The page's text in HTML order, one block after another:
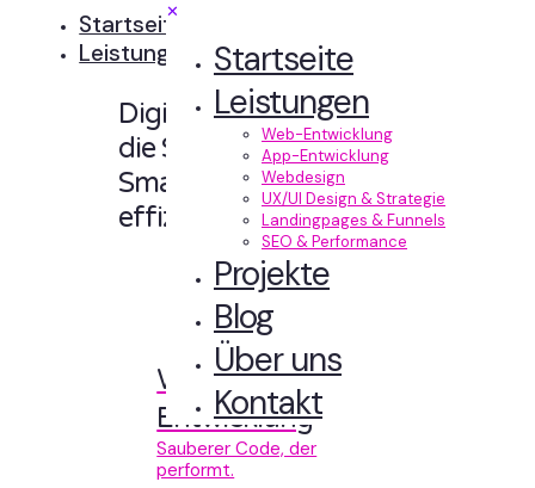
✕
Startseite
Leistungen
Web-Entwicklung
App-Entwicklung
Webdesign
UX/UI Design & Strategie
Landingpages & Funnels
SEO & Performance
Projekte
Blog
Über uns
Kontakt
Startseite
Leistungen
Digitale Erlebnisse,
die Sinn machen.
Smart designt und
effizient entwickelt.
Web-
Entwicklung
Sauberer Code, der
performt.